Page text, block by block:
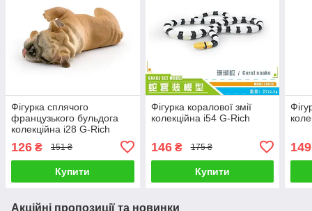
Фігурка сплячого
французького бульдога
колекційна i28 G-Rich
126 ₴ 151 ₴
Купити
Фігурка коралової змії
колекційна i54 G-Rich
146₴ 175 ₴
Купити
149
Акційні пропозиції та новинки